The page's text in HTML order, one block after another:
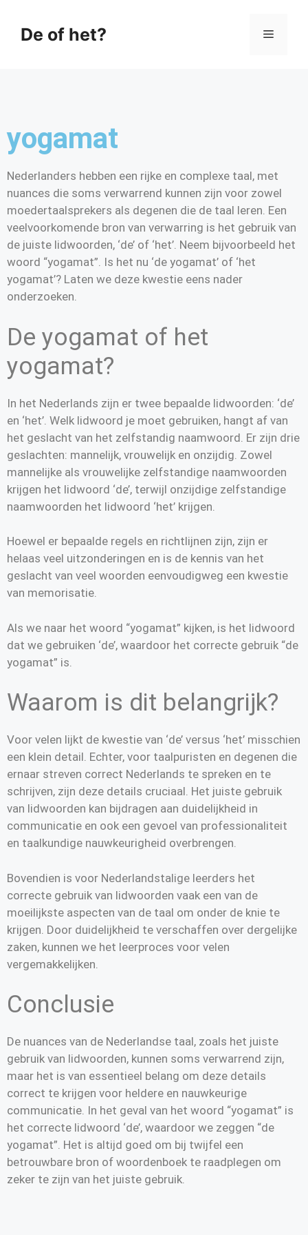
De of het?
yogamat
Nederlanders hebben een rijke en complexe taal, met
nuances die soms verwarrend kunnen zijn voor zowel
moedertaalsprekers als degenen die de taal leren. Een
veelvoorkomende bron van verwarring is het gebruik van
de juiste lidwoorden, ‘de’ of ‘het’. Neem bijvoorbeeld het
woord “yogamat”. Is het nu ‘de yogamat’ of ‘het
yogamat’? Laten we deze kwestie eens nader
onderzoeken.
De yogamat of het
yogamat?
In het Nederlands zijn er twee bepaalde lidwoorden: ‘de’
en ‘het’. Welk lidwoord je moet gebruiken, hangt af van
het geslacht van het zelfstandig naamwoord. Er zijn drie
geslachten: mannelijk, vrouwelijk en onzijdig. Zowel
mannelijke als vrouwelijke zelfstandige naamwoorden
krijgen het lidwoord ‘de’, terwijl onzijdige zelfstandige
naamwoorden het lidwoord ‘het’ krijgen.
Hoewel er bepaalde regels en richtlijnen zijn, zijn er
helaas veel uitzonderingen en is de kennis van het
geslacht van veel woorden eenvoudigweg een kwestie
van memorisatie.
Als we naar het woord “yogamat” kijken, is het lidwoord
dat we gebruiken ‘de’, waardoor het correcte gebruik “de
yogamat” is.
Waarom is dit belangrijk?
Voor velen lijkt de kwestie van ‘de’ versus ‘het’ misschien
een klein detail. Echter, voor taalpuristen en degenen die
ernaar streven correct Nederlands te spreken en te
schrijven, zijn deze details cruciaal. Het juiste gebruik
van lidwoorden kan bijdragen aan duidelijkheid in
communicatie en ook een gevoel van professionaliteit
en taalkundige nauwkeurigheid overbrengen.
Bovendien is voor Nederlandstalige leerders het
correcte gebruik van lidwoorden vaak een van de
moeilijkste aspecten van de taal om onder de knie te
krijgen. Door duidelijkheid te verschaffen over dergelijke
zaken, kunnen we het leerproces voor velen
vergemakkelijken.
Conclusie
De nuances van de Nederlandse taal, zoals het juiste
gebruik van lidwoorden, kunnen soms verwarrend zijn,
maar het is van essentieel belang om deze details
correct te krijgen voor heldere en nauwkeurige
communicatie. In het geval van het woord “yogamat” is
het correcte lidwoord ‘de’, waardoor we zeggen “de
yogamat”. Het is altijd goed om bij twijfel een
betrouwbare bron of woordenboek te raadplegen om
zeker te zijn van het juiste gebruik.